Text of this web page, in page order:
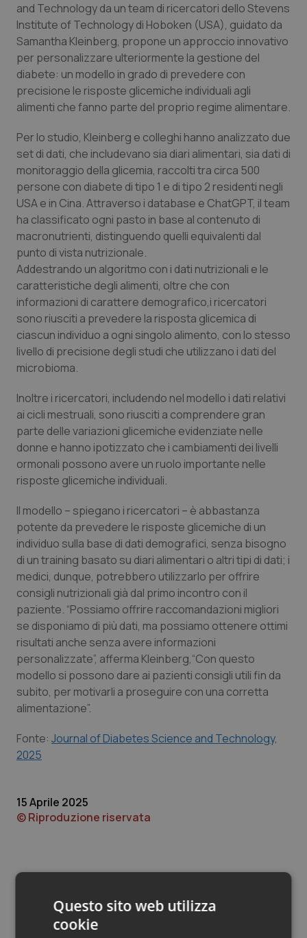
Calabria
Campania
Emilia-Romagna
Friuli Venezia Giulia
Lazio
Liguria
Lombardia
Marche
Molise
Piemonte
Provincia Autonoma di Trento
Puglia
Sardegna
Sicilia
Toscana
Umbria
Valle D’Aosta
Veneto
Asma & BPCO
Car-T
Colesterolo & coronaropatie
Dermatite Atopica
Diabete & glucometri
Disturbi dell’umore
Dolore
Donna & Salute
Epatiti
HIV
Ipertensione & Scompenso
Malattie rare
Malattia di Crohn & Rettocolite Ulcerosa
Neuroscienze & patologie neurodegenerative
Obesità
Oftalmologia
Oncodermatologia
Oncoematologia
Oncologia & Nutrizione
Psoriasi & pelle
Quotidiano Chirurgia
Rene & patologie urogenitali
and Technology da un team di ricercatori dello Stevens
Institute of Technology di Hoboken (USA), guidato da
Samantha Kleinberg, propone un approccio innovativo
per personalizzare ulteriormente la gestione del
diabete: un modello in grado di prevedere con
precisione le risposte glicemiche individuali agli
alimenti che fanno parte del proprio regime alimentare.
Per lo studio, Kleinberg e colleghi hanno analizzato due
set di dati, che includevano sia diari alimentari, sia dati di
monitoraggio della glicemia, raccolti tra circa 500
persone con diabete di tipo 1 e di tipo 2 residenti negli
USA e in Cina. Attraverso i database e ChatGPT, il team
ha classificato ogni pasto in base al contenuto di
macronutrienti, distinguendo quelli equivalenti dal
punto di vista nutrizionale.
Addestrando un algoritmo con i dati nutrizionali e le
caratteristiche degli alimenti, oltre che con
informazioni di carattere demografico,i ricercatori
sono riusciti a prevedere la risposta glicemica di
ciascun individuo a ogni singolo alimento, con lo stesso
livello di precisione degli studi che utilizzano i dati del
microbioma.
Inoltre i ricercatori, includendo nel modello i dati relativi
ai cicli mestruali, sono riusciti a comprendere gran
parte delle variazioni glicemiche evidenziate nelle
donne e hanno ipotizzato che i cambiamenti dei livelli
ormonali possono avere un ruolo importante nelle
risposte glicemiche individuali.
Il modello – spiegano i ricercatori – è abbastanza
potente da prevedere le risposte glicemiche di un
individuo sulla base di dati demografici, senza bisogno
di un training basato su diari alimentari o altri tipi di dati; i
medici, dunque, potrebbero utilizzarlo per offrire
consigli nutrizionali già dal primo incontro con il
paziente. “Possiamo offrire raccomandazioni migliori
se disponiamo di più dati, ma possiamo ottenere ottimi
risultati anche senza avere informazioni
personalizzate”, afferma Kleinberg,“Con questo
modello si possono dare ai pazienti consigli utili fin da
subito, per motivarli a proseguire con una corretta
alimentazione”.
Fonte: Journal of Diabetes Science and Technology,
2025
15 Aprile 2025
© Riproduzione riservata
Potrebbe interessarti in
Questo sito web utilizza
cookie